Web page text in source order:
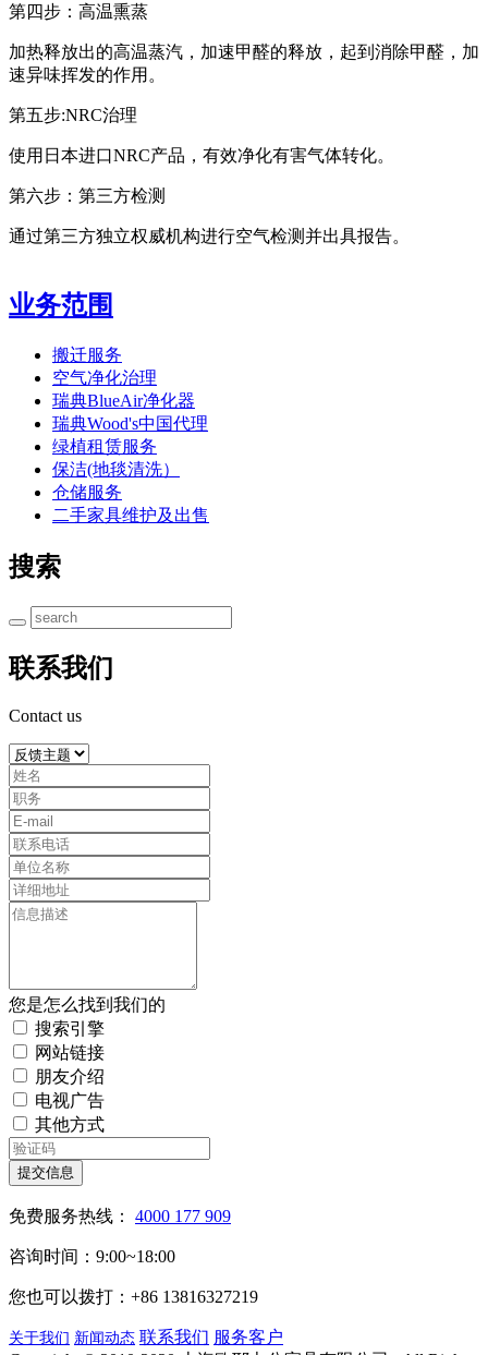
第四步：高温熏蒸
加热释放出的高温蒸汽，加速甲醛的释放，起到消除甲醛，加
速异味挥发的作用。
第五步:NRC治理
使用日本进口NRC产品，有效净化有害气体转化。
第六步：第三方检测
通过第三方独立权威机构进行空气检测并出具报告。
业务范围
搬迁服务
空气净化治理
瑞典BlueAir净化器
瑞典Wood's中国代理
绿植租赁服务
保洁(地毯清洗）
仓储服务
二手家具维护及出售
搜索
联系我们
Contact us
您是怎么找到我们的
搜索引擎
网站链接
朋友介绍
电视广告
其他方式
提交信息
免费服务热线： 4000 177 909
咨询时间：9:00~18:00
您也可以拨打：+86 13816327219
关于我们 新闻动态 联系我们 服务客户